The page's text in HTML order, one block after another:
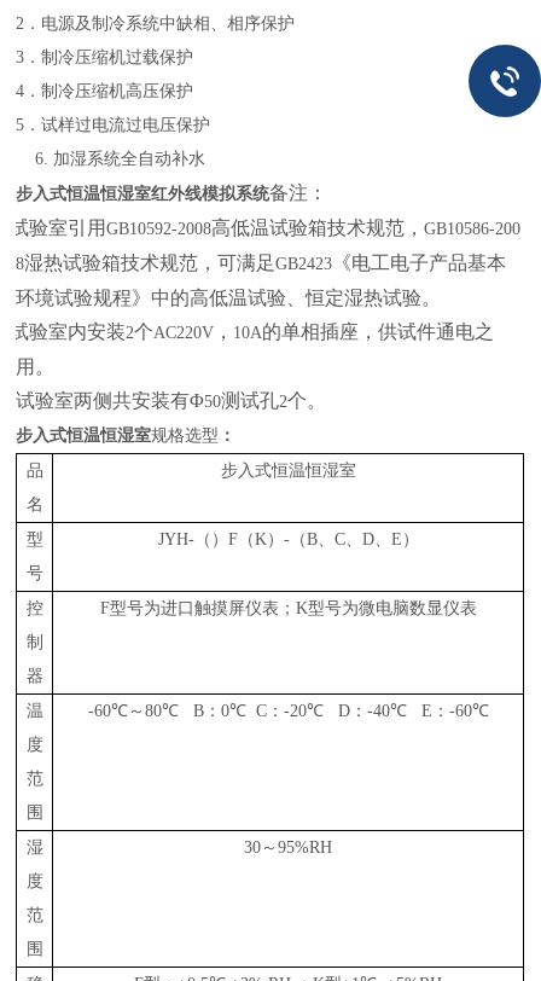
2 ．电源及制冷系统中缺相、相序保护
3 ．制冷压缩机过载保护
4 ．制冷压缩机高压保护
5 ．试样过电流过电压保护
6. 加湿系统全自动补水
步入式恒温恒湿室红外线模拟系统备注：
试验室引用GB10592-2008高低温试验箱技术规范，GB10586-200
8湿热试验箱技术规范，可满足GB2423 《电工电子产品基本
环境试验规程》中的高低温试验、恒定湿热试验。
试验室内安装2个AC220V ， 10A的单相插座，供试件通电之
用。
试验室两侧共安装有Φ50测试孔2个。
步入式恒温恒湿室规格选型 ：
品
名
步入式恒温恒湿室
型
号
JYH-（） F（K ） -（B、 C、 D、 E ）
控
制
器
F型号为进口触摸屏仪表； K型号为微电脑数显仪表
温
度
范
围
-60℃～ 80℃ B： 0℃ C： -20℃ D： -40℃ E ： -60℃
湿
度
范
围
30 ～95%RH